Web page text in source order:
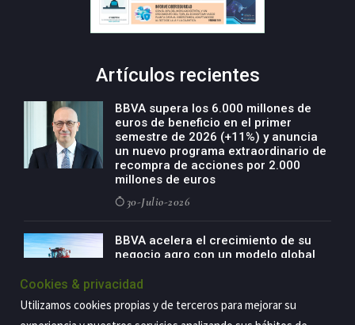
Artículos recientes
BBVA supera los 6.000 millones de
euros de beneficio en el primer
semestre de 2026 (+11%) y anuncia
un nuevo programa extraordinario de
recompra de acciones por 2.000
millones de euros
30-Julio-2026
BBVA acelera el crecimiento de su
negocio agro con un modelo global
países
29-Julio-2026
Cookies & privacidad
Utilizamos cookies propias y de terceros para mejorar su